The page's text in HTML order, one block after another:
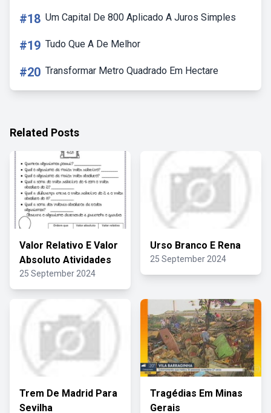
#18 Um Capital De 800 Aplicado A Juros Simples
#19 Tudo Que A De Melhor
#20 Transformar Metro Quadrado Em Hectare
Related Posts
Valor Relativo E Valor
Absoluto Atividades
25 September 2024
Urso Branco E Rena
25 September 2024
Trem De Madrid Para
Sevilha
Tragédias Em Minas
Gerais